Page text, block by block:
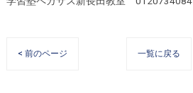
< 前のページ 一覧に戻る